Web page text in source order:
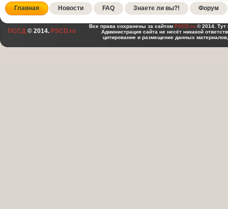
Главная Новости FAQ Знаете ли вы?! Форум
ПССД © 2014. PSCD.ru
Все права сохранены за сайтом PSCD.ru © 2014. Тут
Администрация сайта не несёт никакой
цитирование и размещение данных